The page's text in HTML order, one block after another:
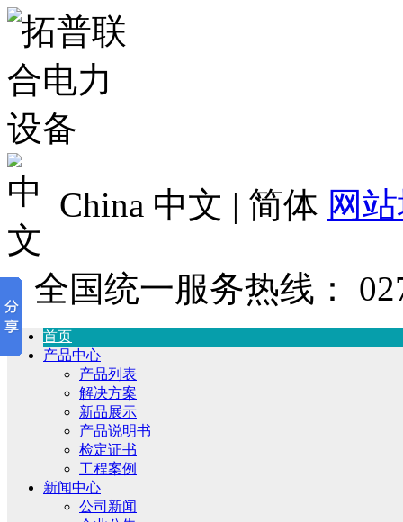
China 中文 | 简体 网
全国统一服务热线：
首页
产品中心
产品列表
解决方案
新品展示
产品说明书
检定证书
工程案例
新闻中心
公司新闻